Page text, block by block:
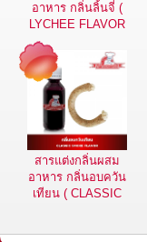
อาหาร กลิ่นลิ้นจี่ (
LYCHEE FLAVOR
สารแต่งกลิ่นผสม
อาหาร กลิ่นอบควัน
เทียน ( CLASSIC